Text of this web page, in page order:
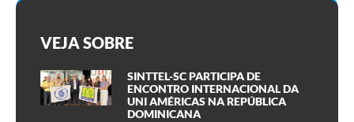
VEJA SOBRE
SINTTEL-SC PARTICIPA DE
ENCONTRO INTERNACIONAL DA
UNI AMÉRICAS NA REPÚBLICA
DOMINICANA